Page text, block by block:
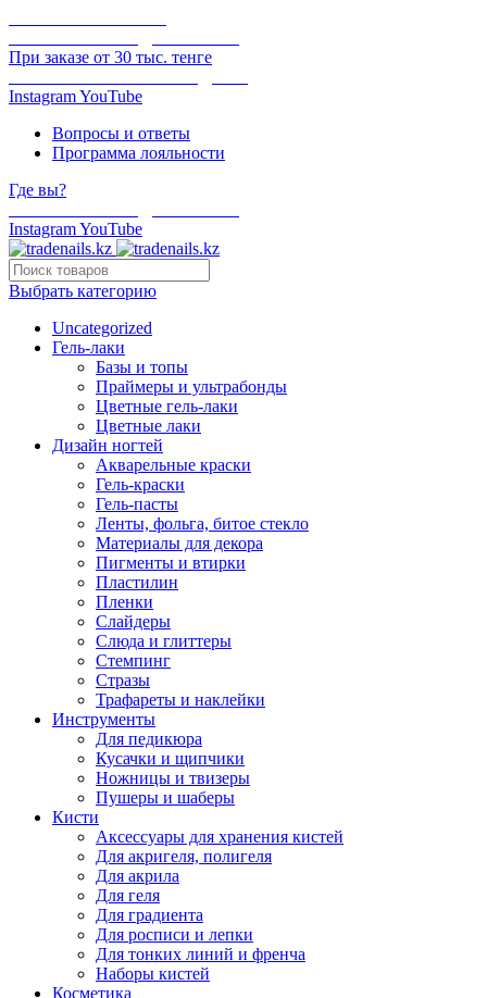
При заказе от 30 тыс. тенге
InstagramYouTube
Вопросы и ответы
Программа лояльности
Где вы?
InstagramYouTube
Выбрать категорию
Uncategorized
Гель-лаки
Базы и топы
Праймеры и ультрабонды
Цветные гель-лаки
Цветные лаки
Дизайн ногтей
Акварельные краски
Гель-краски
Гель-пасты
Ленты, фольга, битое стекло
Материалы для декора
Пигменты и втирки
Пластилин
Пленки
Слайдеры
Слюда и глиттеры
Стемпинг
Стразы
Трафареты и наклейки
Инструменты
Для педикюра
Кусачки и щипчики
Ножницы и твизеры
Пушеры и шаберы
Кисти
Аксессуары для хранения кистей
Для акригеля, полигеля
Для акрила
Для геля
Для градиента
Для росписи и лепки
Для тонких линий и френча
Наборы кистей
Косметика